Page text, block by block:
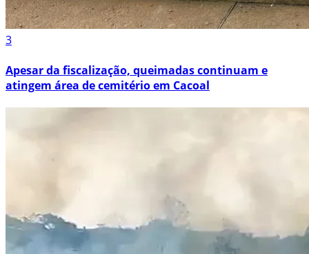
3
Apesar da fiscalização, queimadas continuam e
atingem área de cemitério em Cacoal